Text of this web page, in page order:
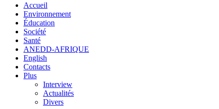
Accueil
Environnement
Éducation
Société
Santé
ANEDD-AFRIQUE
English
Contacts
Plus
Interview
Actualités
Divers